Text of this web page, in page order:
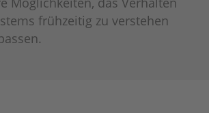
frühzeitig zu verstehen